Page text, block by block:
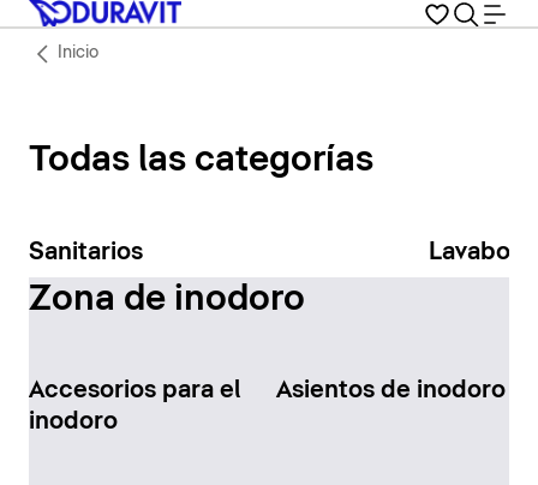
Inicio
Todas las categorías
Sanitarios Lavabos
Zona de inodoro
Accesorios para el
inodoro
Asientos de inodoro